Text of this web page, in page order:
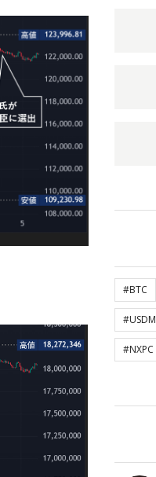
#BTC
#USDM
#NXPC